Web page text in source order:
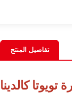
تفاصيل المنتج